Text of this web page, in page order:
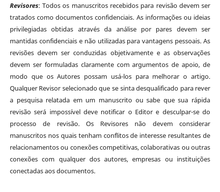
Revisores: Todos os manuscritos recebidos para revisão devem ser
tratados como documentos confidenciais. As informações ou ideias
privilegiadas obtidas através da análise por pares devem ser
mantidas confidenciais e não utilizadas para vantagens pessoais. As
revisões devem ser conduzidas objetivamente e as observações
devem ser formuladas claramente com argumentos de apoio, de
modo que os Autores possam usá-los para melhorar o artigo.
Qualquer Revisor selecionado que se sinta desqualificado para rever
a pesquisa relatada em um manuscrito ou sabe que sua rápida
revisão será impossível deve notificar o Editor e desculpar-se do
processo de revisão. Os Revisores não devem considerar
manuscritos nos quais tenham conflitos de interesse resultantes de
relacionamentos ou conexões competitivas, colaborativas ou outras
conexões com qualquer dos autores, empresas ou instituições
conectadas aos documentos.